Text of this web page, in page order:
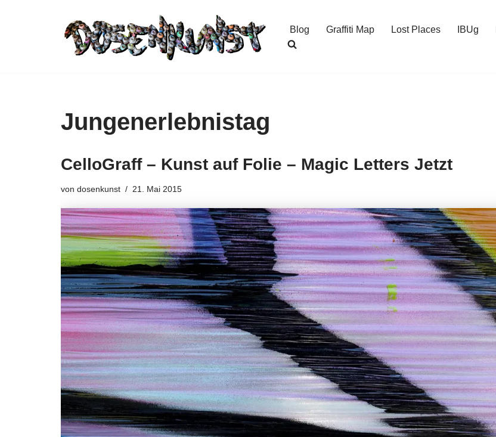
Blog Graffiti Map Lost Places IBUg
Jungenerlebnistag
CelloGraff – Kunst auf Folie – Magic Letters Jetzt
von dosenkunst 21. Mai 2015